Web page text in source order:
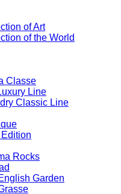
of Art
of the World
Classe
Line
Classic Line
Rocks
Garden